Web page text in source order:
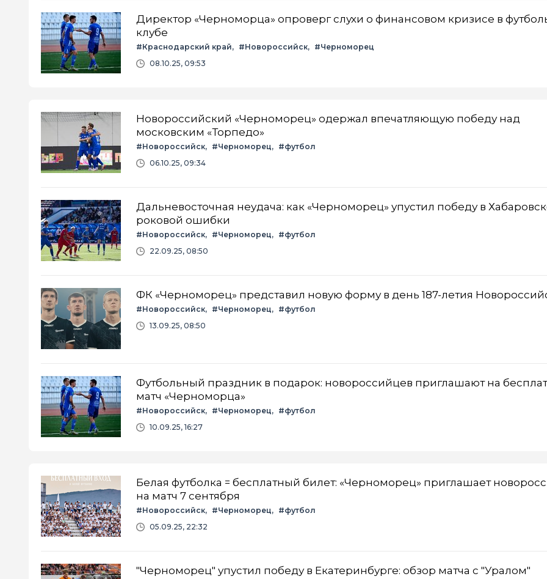
Директор «Черноморца» опроверг слухи о финансовом кризисе в
клубе
#Краснодарский край #Новороссийск
#Черноморец
08.10.25, 09:53
Новороссийский «Черноморец» одержал впечатляющую победу над
московским «Торпедо»
#Новороссийск #Черноморец
#футбол
06.10.25, 09:34
Дальневосточная неудача: как «Черноморец» упустил победу в
роковой ошибки
#Новороссийск #Черноморец
#футбол
22.09.25, 08:50
ФК «Черноморец» представил новую форму в день 187-летия
#Новороссийск #Черноморец
#футбол
13.09.25, 08:50
Футбольный праздник в подарок: новороссийцев приглашают на
матч «Черноморца»
#Новороссийск #Черноморец
#футбол
10.09.25, 16:27
Белая футболка = бесплатный билет: «Черноморец» приглашает
на матч 7 сентября
#Новороссийск #Черноморец
#футбол
05.09.25, 22:32
"Черноморец" упустил победу в Екатеринбурге: обзор матча с "Уралом"